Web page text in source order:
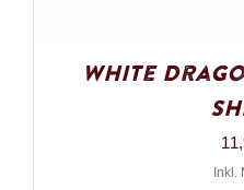
White
Inkl.